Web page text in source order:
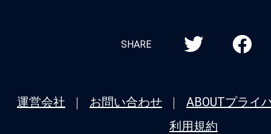
SHARE
運営会社 お問い合わせ ABOUTプライ
利用規約